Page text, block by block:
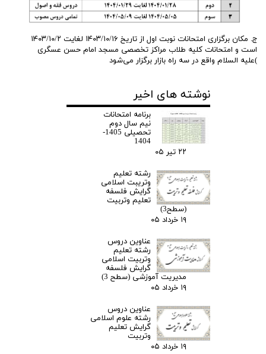
ج. مکان برگزاری امتحانات نوبت اول از تاریخ ۱۴۰۳/۱۰/۱۶ لغایت ۱۴۰۳/۱۰/۲
است و امتحانات کلیه طلاب مراکز تخصصی مسجد امام حسن عسگری
)علیه السلام واقع در سه راه بازار برگزار می‌شود
نوشته های اخیر
برنامه امتحانات
نیم سال دوم
تحصیلی 1405-
1404
۲۲ تیر ۰۵
رشته تعلیم
وتریبت اسلامی
گرایش فلسفه
تعلیم وتربیت
(سطح3)
۱۹ خرداد ۰۵
عناوین دروس
رشته تعلیم
وتربیت اسلامی
گرایش فلسفه
مدیریت آموزشی (سطح 3)
۱۹ خرداد ۰۵
عناوین دروس
رشته علوم اسلامی
گرایش تعلیم
وتربیت
۱۹ خرداد ۰۵